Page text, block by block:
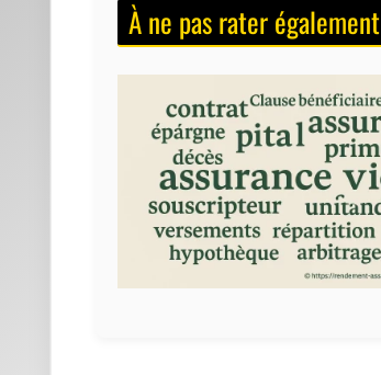
À ne pas rater également